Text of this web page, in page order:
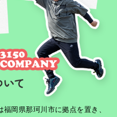
福岡県那珂川市に拠点を置き、